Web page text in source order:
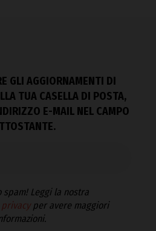
GLI AGGIORNAMENTI DI
TUA CASELLA DI POSTA,
E-MAIL NEL CAMPO
spam! Leggi la nostra
per avere maggiori